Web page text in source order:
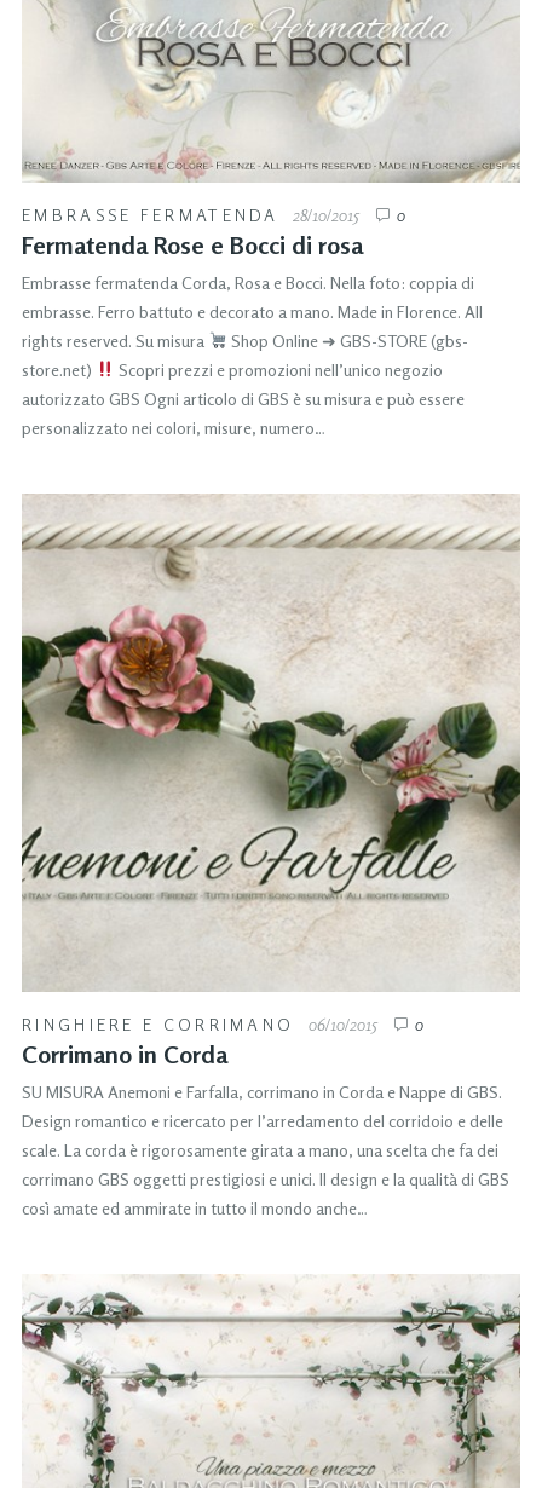
EMBRASSE FERMATENDA 28/10/2015 0
Fermatenda Rose e Bocci di rosa
Embrasse fermatenda Corda, Rosa e Bocci. Nella foto: coppia di
embrasse. Ferro battuto e decorato a mano. Made in Florence. All
rights reserved. Su misura
Shop Online ➜ GBS-STORE (gbs-
store.net)
Scopri prezzi e promozioni nell’unico negozio
autorizzato GBS Ogni articolo di GBS è su misura e può essere
personalizzato nei colori, misure, numero…
RINGHIERE E CORRIMANO 06/10/2015 0
Corrimano in Corda
SU MISURA Anemoni e Farfalla, corrimano in Corda e Nappe di GBS.
Design romantico e ricercato per l’arredamento del corridoio e delle
scale. La corda è rigorosamente girata a mano, una scelta che fa dei
corrimano GBS oggetti prestigiosi e unici. Il design e la qualità di GBS
così amate ed ammirate in tutto il mondo anche…